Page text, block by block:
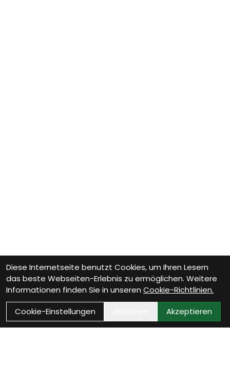
Diese Internetseite benutzt Cookies, um Ihren Lesern
das beste Webseiten-Erlebnis zu ermöglichen. Weitere
Informationen finden Sie in unseren Cookie-Richtlinien.
Cookie-Einstellungen
Akzeptieren